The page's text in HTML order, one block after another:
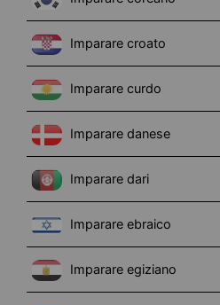
Imparare croato
Imparare curdo
Imparare danese
Imparare dari
Imparare ebraico
Imparare egiziano